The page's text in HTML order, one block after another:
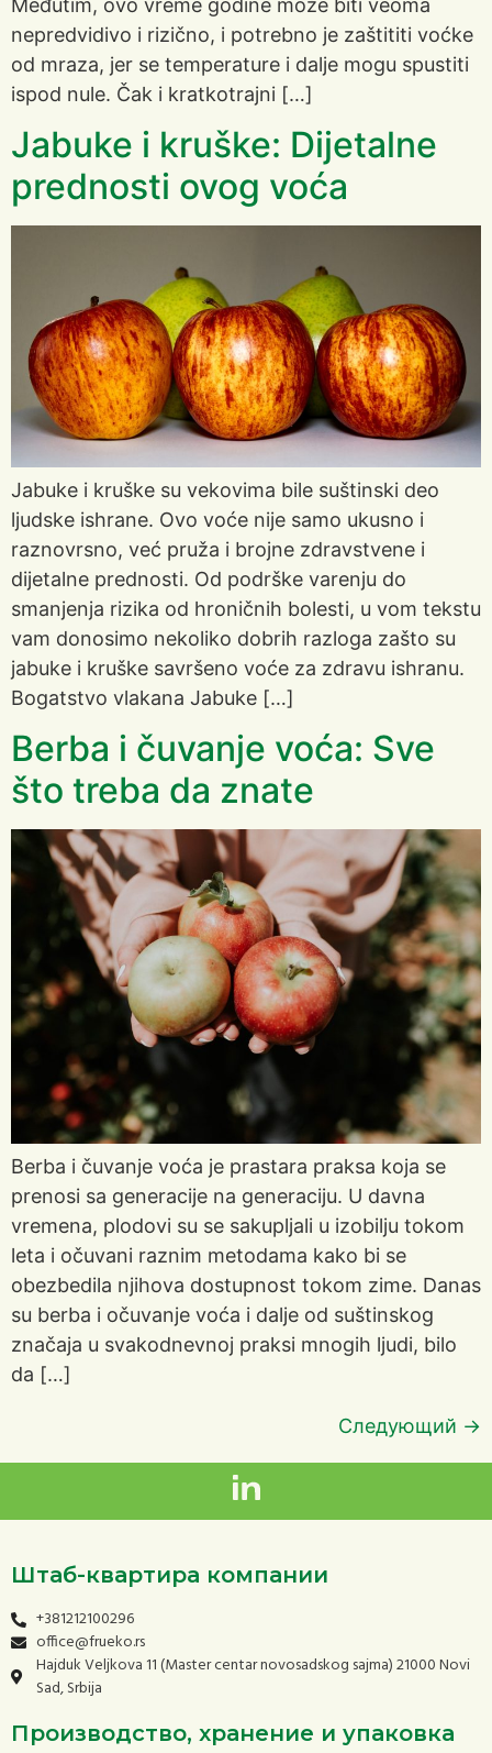
Međutim, ovo vreme godine može biti veoma
nepredvidivo i rizično, i potrebno je zaštititi voćke
od mraza, jer se temperature i dalje mogu spustiti
ispod nule. Čak i kratkotrajni […]
Jabuke i kruške: Dijetalne
prednosti ovog voća
Jabuke i kruške su vekovima bile suštinski deo
ljudske ishrane. Ovo voće nije samo ukusno i
raznovrsno, već pruža i brojne zdravstvene i
dijetalne prednosti. Od podrške varenju do
smanjenja rizika od hroničnih bolesti, u vom tekstu
vam donosimo nekoliko dobrih razloga zašto su
jabuke i kruške savršeno voće za zdravu ishranu.
Bogatstvo vlakana Jabuke […]
Berba i čuvanje voća: Sve
što treba da znate
Berba i čuvanje voća je prastara praksa koja se
prenosi sa generacije na generaciju. U davna
vremena, plodovi su se sakupljali u izobilju tokom
leta i očuvani raznim metodama kako bi se
obezbedila njihova dostupnost tokom zime. Danas
su berba i očuvanje voća i dalje od suštinskog
značaja u svakodnevnoj praksi mnogih ljudi, bilo
da […]
Следующий →
Штаб-квартира компании
+381212100296
office@frueko.rs
Hajduk Veljkova 11 (Master centar novosadskog sajma) 21000 Novi
Sad, Srbija
Производство, хранение и упаковка